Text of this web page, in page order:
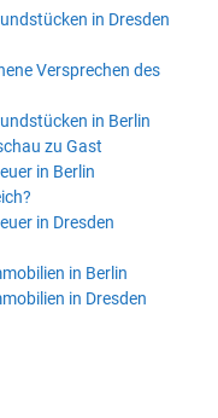
in Dresden
Versprechen des
in Berlin
zu Gast
in Berlin
in Dresden
in Berlin
in Dresden